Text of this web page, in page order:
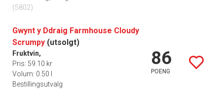
(5802)
Gwynt y Ddraig Farmhouse Cloudy
Scrumpy (utsolgt)
Fruktvin,
Pris: 59.10 kr
Volum: 0.50 l
Bestillingsutvalg
86
POENG